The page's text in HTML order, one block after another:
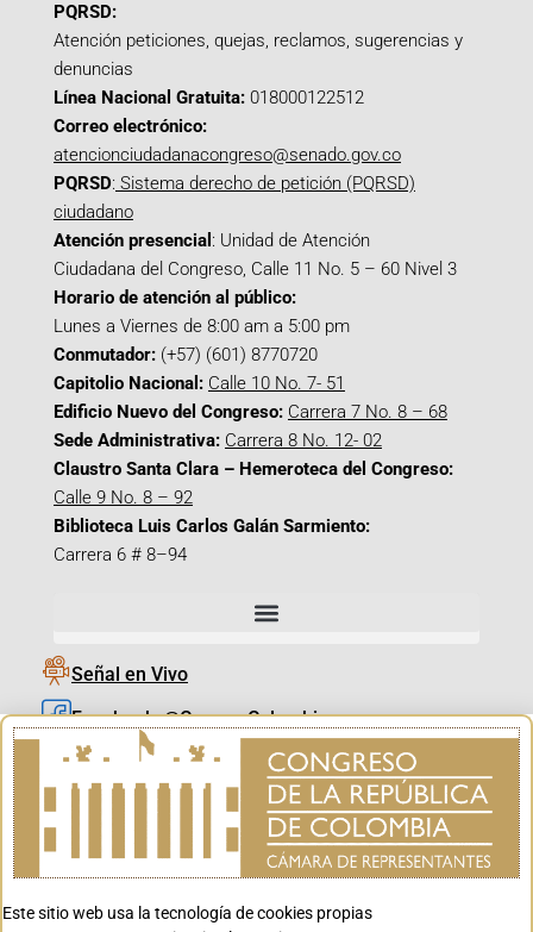
PQRSD:
Atención peticiones, quejas, reclamos, sugerencias y
denuncias
Línea Nacional Gratuita: 018000122512
Correo electrónico:
atencionciudadanacongreso@senado.gov.co
PQRSD: Sistema derecho de petición (PQRSD)
ciudadano
Atención presencial : Unidad de Atención
Ciudadana del Congreso, Calle 11 No. 5 – 60 Nivel 3
Horario de atención al público:
Lunes a Viernes de 8:00 am a 5:00 pm
Conmutador: (+57) (601) 8770720
Capitolio Nacional: Calle 10 No. 7- 51
Edificio Nuevo del Congreso: Carrera 7 No. 8 – 68
Sede Administrativa: Carrera 8 No. 12- 02
Claustro Santa Clara – Hemeroteca del Congreso:
Calle 9 No. 8 – 92
Biblioteca Luis Carlos Galán Sarmiento:
Carrera 6 # 8–94
Señal en Vivo
Facebook_@CamaraColombia
Instagram_@CamaraColombia
X_@CamaraColombia
Youtube_@CamaraColombia
Este sitio web usa la tecnología de cookies propias